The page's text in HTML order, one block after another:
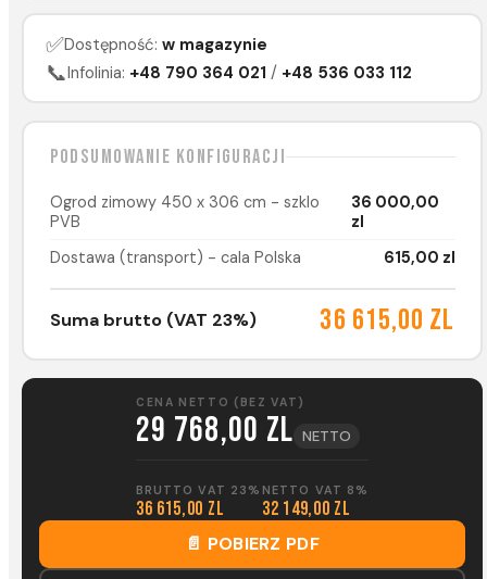
✅Dostępność: w magazynie
📞Infolinia: +48 790 364 021 / +48 536 033 112
Podsumowanie konfiguracji
Ogrod zimowy 450 x 306 cm - szklo
PVB
36 000,00
zl
Dostawa (transport) - cala Polska
615,00 zl
Suma brutto (VAT 23%) 36 615,00 zl
CENA NETTO (BEZ VAT)
29 768,00 zl NETTO
BRUTTO VAT 23%
36 615,00 zl
NETTO VAT 8%
32 149,00 zl
📄 POBIERZ PDF